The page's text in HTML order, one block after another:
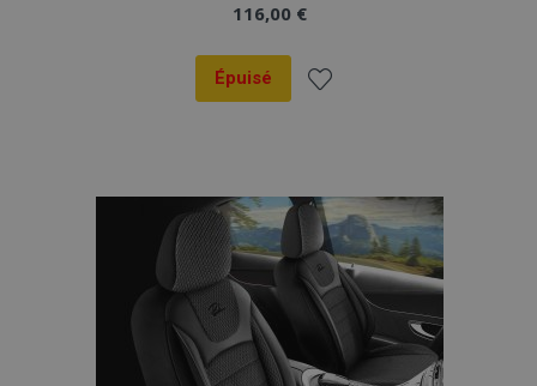
116,00 €
Épuisé
liste
d'achats